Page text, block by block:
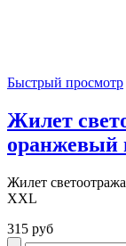
Быстрый просмотр
Жилет
оранжевый
Жилет
XXL
315 руб